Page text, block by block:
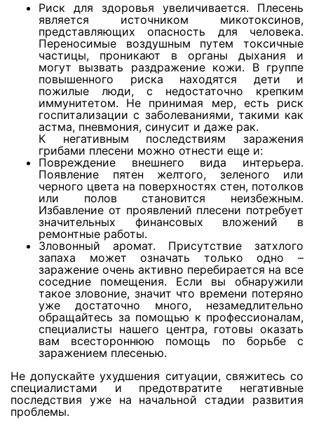
Просушка керамической плитки
Просушка стен из гипрока
Просушка стен из пазогребня
Просушка стен из пеноблоков
Просушка кирпичных стен
Просушка деревянного потолка
Просушка ламината
Просушка паркета
Просушка керамогранита
Просушка мрамора
Риск для здоровья увеличивается. Плесень
является источником микотоксинов,
представляющих опасность для человека.
Переносимые воздушным путем токсичные
частицы, проникают в органы дыхания и
могут вызвать раздражение кожи. В группе
повышенного риска находятся дети и
пожилые люди, с недостаточно крепким
иммунитетом. Не принимая мер, есть риск
госпитализации с заболеваниями, такими как
астма, пневмония, синусит и даже рак.
К негативным последствиям заражения
грибами плесени можно отнести еще и:
Повреждение внешнего вида интерьера.
Появление пятен желтого, зеленого или
черного цвета на поверхностях стен, потолков
или полов становится неизбежным.
Избавление от проявлений плесени потребует
значительных финансовых вложений в
ремонтные работы.
Зловонный аромат. Присутствие затхлого
запаха может означать только одно –
заражение очень активно перебирается на все
соседние помещения. Если вы обнаружили
такое зловоние, значит что времени потеряно
уже достаточно много, незамедлительно
обращайтесь за помощью к профессионалам,
специалисты нашего центра, готовы оказать
вам всестороннюю помощь по борьбе с
заражением плесенью.
Не допускайте ухудшения ситуации, свяжитесь со
специалистами и предотвратите негативные
последствия уже на начальной стадии развития
проблемы.